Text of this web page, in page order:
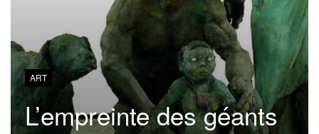
ART
L’empreinte des géants